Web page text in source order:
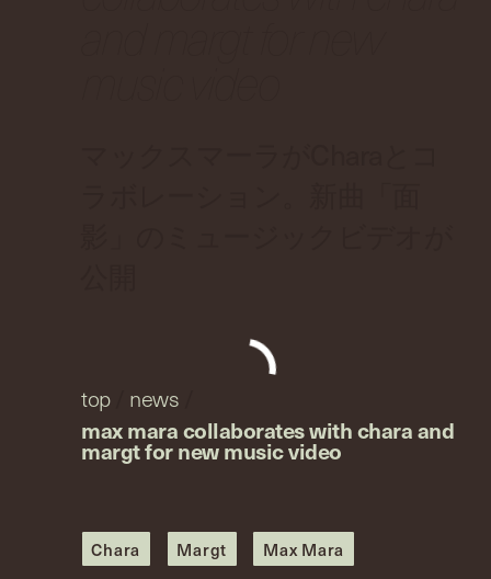
top/ news
max mara collaborates with chara and
margt for new music video
Chara Margt Max Mara